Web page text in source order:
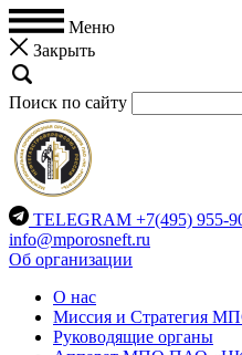
Меню
Закрыть
Поиск по сайту
TELEGRAM +7(495) 955-
info@mporosneft.ru
Об организации
О нас
Миссия и Стратегия
Руководящие органы